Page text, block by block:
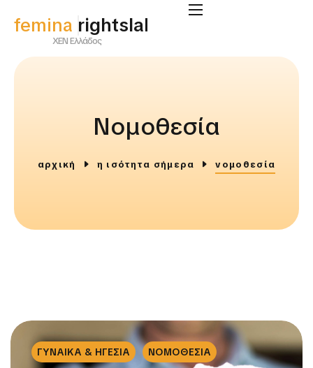
femina supportlab
ΧΕΝ Ελλάδος
Νομοθεσία
αρχική η ισότητα σήμερα νομοθεσία
ΓΥΝΑΙΚΑ & ΗΓΕΣΙΑ ΝΟΜΟΘΕΣΙΑ